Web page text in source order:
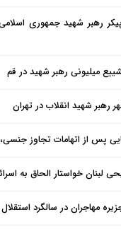
رهبر شهید جمهوری اسلامی
میلیونی رهبر شهید در قم
رهبر شهید انقلاب در تهران
پس از اتهامات تجاوز جنسی،
لبنان خواستار الحاق به
مهاجران در سالگرد استقلال